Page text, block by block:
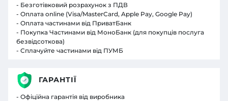
- Безготівковий розрахунок з ПДВ
- Оплата online (Visa/MasterCard, Apple Pay, Google Pay)
- Оплата частинами від ПриватБанк
- Покупка Частинами від МоноБанк (для покупців послуга
безвідсоткова)
- Сплачуйте частинами від ПУМБ
ГАРАНТІЇ
- Офіційна гарантія від виробника